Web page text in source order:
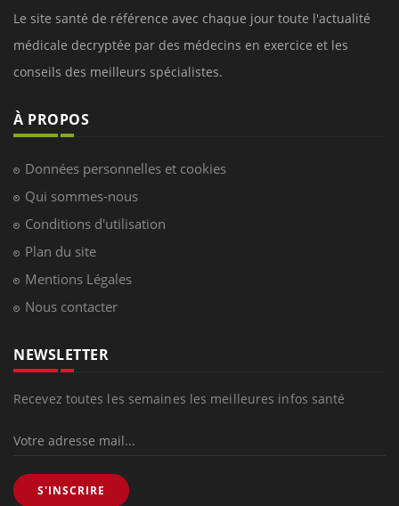
Le site santé de référence avec chaque jour toute l'actualité
médicale decryptée par des médecins en exercice et les
conseils des meilleurs spécialistes.
À PROPOS
Données personnelles et cookies
Qui sommes-nous
Conditions d'utilisation
Plan du site
Mentions Légales
Nous contacter
NEWSLETTER
Recevez toutes les semaines les meilleures infos santé
S'INSCRIRE